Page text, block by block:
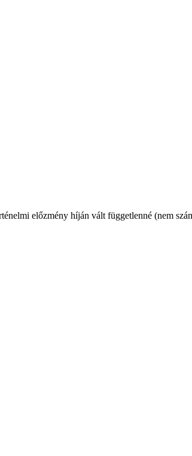
előzmény híján vált függetlenné (nem